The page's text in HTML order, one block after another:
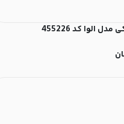
الوا کد 455226